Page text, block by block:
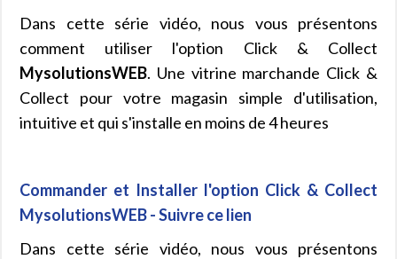
Dans cette série vidéo, nous vous présentons
comment utiliser l'option Click & Collect
MysolutionsWEB. Une vitrine marchande Click &
Collect pour votre magasin simple d'utilisation,
intuitive et qui s'installe en moins de 4 heures
Commander et Installer l'option Click & Collect
MysolutionsWEB - Suivre ce lien
Dans cette série vidéo, nous vous présentons